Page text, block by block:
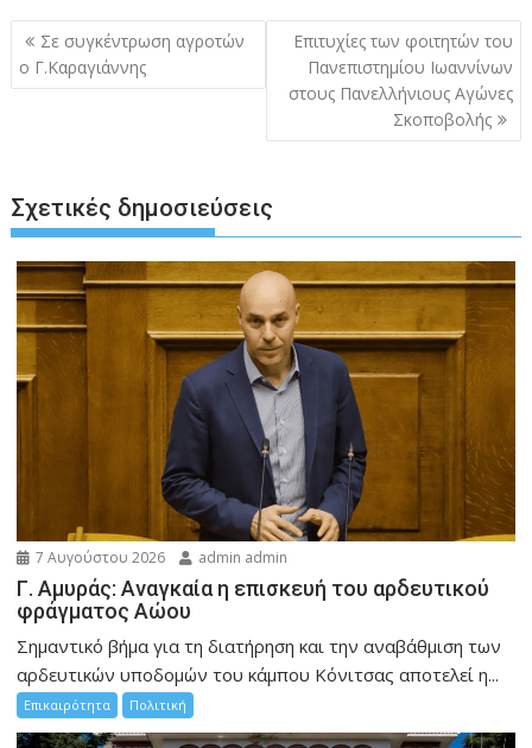
Πλοήγηση
άρθρων
Σε συγκέντρωση αγροτών
ο Γ.Καραγιάννης
Επιτυχίες των φοιτητών του
Πανεπιστημίου Ιωαννίνων
στους Πανελλήνιους Αγώνες
Σκοποβολής
Σχετικές δημοσιεύσεις
7 Αυγούστου 2026 admin admin
Γ. Αμυράς: Αναγκαία η επισκευή του αρδευτικού
φράγματος Αώου
Σημαντικό βήμα για τη διατήρηση και την αναβάθμιση των
αρδευτικών υποδομών του κάμπου Κόνιτσας αποτελεί η...
Επικαιρότητα Πολιτική